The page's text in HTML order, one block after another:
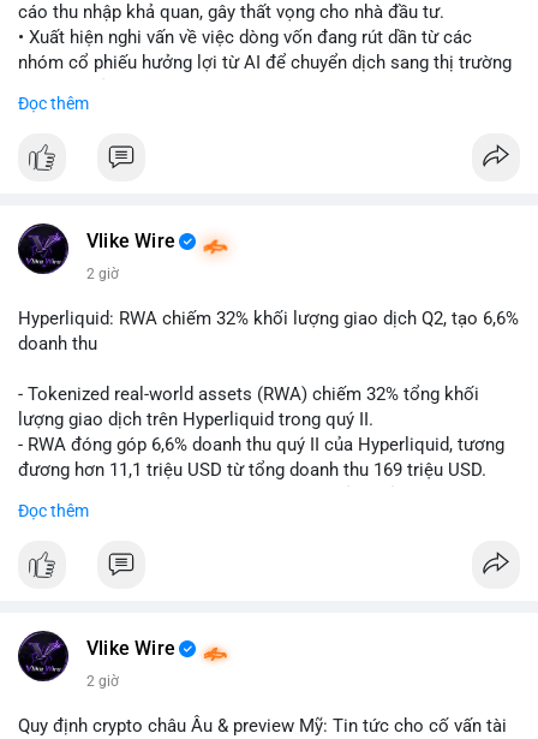
cáo thu nhập khả quan, gây thất vọng cho nhà đầu tư.
• Xuất hiện nghi vấn về việc dòng vốn đang rút dần từ các
nhóm cổ phiếu hưởng lợi từ AI để chuyển dịch sang thị trường
• Diễn biến này có thể là tín hiệu cho thấy sự luân chuyển dòng
$btc $eth
📰 Nguồn: CoinDesk
Đọc thêm
Vlike Wire
2 giờ
Hyperliquid: RWA chiếm 32% khối lượng giao dịch Q2, tạo 6,6%
doanh thu
- Tokenized real-world assets (RWA) chiếm 32% tổng khối
lượng giao dịch trên Hyperliquid trong quý II.
- RWA đóng góp 6,6% doanh thu quý II của Hyperliquid, tương
đương hơn 11,1 triệu USD từ tổng doanh thu 169 triệu USD.
sản hóa thực tế trên sàn giao dịch phi tập trung.
#binancesquare
#vlikevn #titanbot
📰 Nguồn: Cointelegraph
Đọc thêm
Vlike Wire
2 giờ
Quy định crypto châu Âu & preview Mỹ: Tin tức cho cố vấn tài